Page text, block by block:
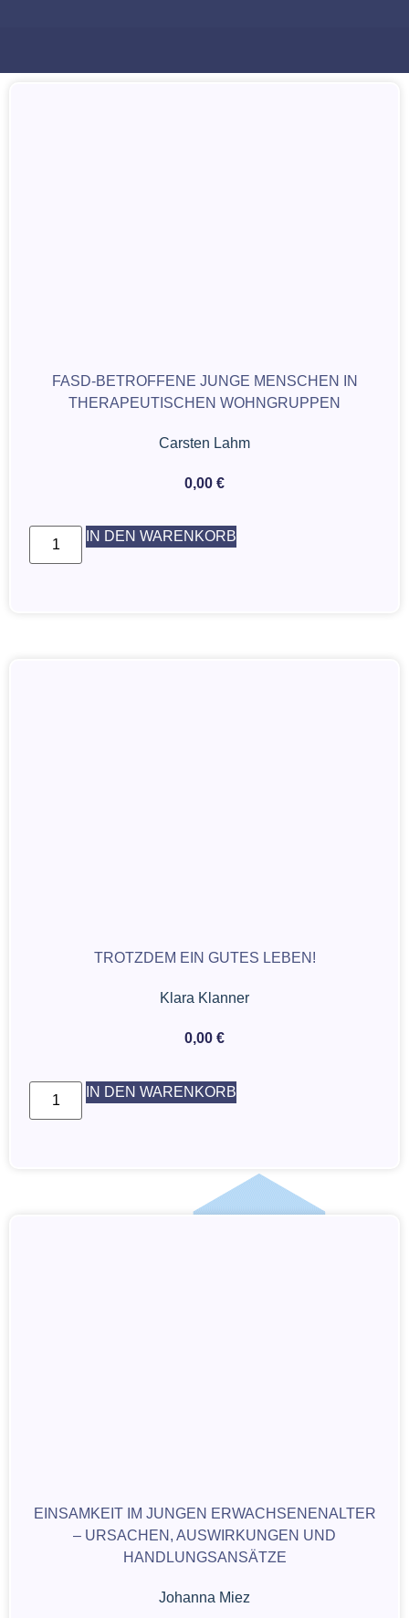
FASD-BETROFFENE JUNGE MENSCHEN IN
THERAPEUTISCHEN WOHNGRUPPEN
Carsten Lahm
0,00 €
IN DEN WARENKORB
TROTZDEM EIN GUTES LEBEN!
Klara Klanner
0,00 €
IN DEN WARENKORB
EINSAMKEIT IM JUNGEN ERWACHSENENALTER
– URSACHEN, AUSWIRKUNGEN UND
HANDLUNGSANSÄTZE
Johanna Miez